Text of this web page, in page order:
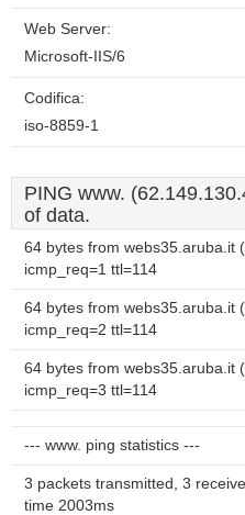
Web Server:
Microsoft-IIS/6
Codifica:
iso-8859-1
PING www.
of data.
64 bytes from webs35.aruba.it
icmp_req=1 ttl=114
64 bytes from webs35.aruba.it
icmp_req=2 ttl=114
64 bytes from webs35.aruba.it
icmp_req=3 ttl=114
--- www. ping statistics ---
3 packets transmitted, 3
time 2003ms